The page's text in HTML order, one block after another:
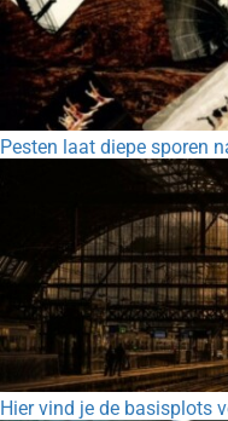
Pesten laat diepe sporen
Hier vind je de basisplots